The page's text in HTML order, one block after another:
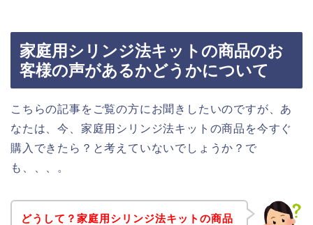
家庭用シリンジ法キットの商品のお
客様の声があるかどうかについて
こちらの記事をご覧の方にお聞きしたいのですが、あ
なたは、今、家庭用シリンジ法キットの商品を今すぐ
購入できたら？と考えていないでしょうか？で
も、、、。
どうして？家庭用シリンジ法キットの商品